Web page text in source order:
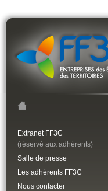
Extranet FF3C
(réservé aux adhérents)
Salle de presse
Les adhérents FF3C
Nous contacter